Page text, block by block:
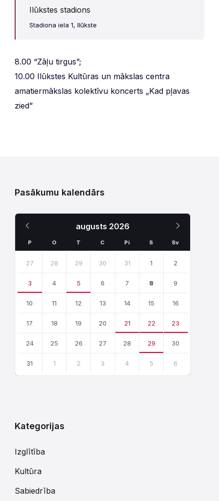
Ilūkstes stadions
Stadiona iela 1, Ilūkste
8.00 “Zāļu tirgus”;
10.00 Ilūkstes Kultūras un mākslas centra
amatiermākslas kolektīvu koncerts „Kad pļavas
zied”
Pasākumu kalendārs
augusts 2026
Mēnesis
P O T C Pi S Sv
calendar
27 28 29 30 31 1 2
3 4 5 6 7 8 9
10 11 12 13 14 15 16
17 18 19 20 21 22 23
24 25 26 27 28 29 30
31 1 2 3 4 5 6
Kategorijas
Izglītība
Kultūra
Sabiedrība